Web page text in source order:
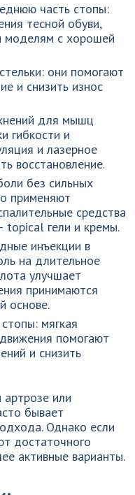
часть стопы:
тесной обуви,
моделям с хорошей
они помогают
и снизить износ
для мышц
гибкости и
и лазерное
восстановление.
без сильных
применяют
средства
гели и кремы.
инъекции в
на длительное
улучшает
принимаются
основе.
мягкая
помогают
и снизить
или
бывает
Однако если
достаточного
активные варианты.